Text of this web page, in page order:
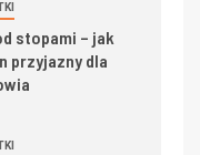
stopami – jak
przyjazny dla